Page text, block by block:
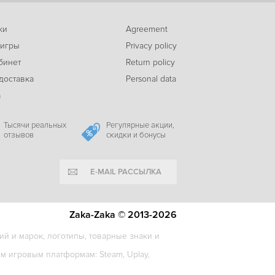
-72%
Black Mirror III
69c
45
-77%
Children of Silentown
198
Agreement
Privacy policy
Return policy
Personal data
Тысячи реальных
отзывов
Регулярные акции,
скидки и бонусы
E-MAIL РАССЫЛКА
и марок, логотипы, товарные знаки и
игровым платформам: Steam, Uplay,
Zaka-Zaka © 2013-2026